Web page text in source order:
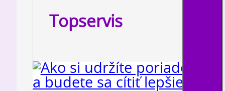
Topservis